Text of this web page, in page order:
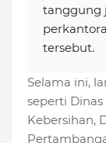
tanggung
tersebut.
‎Selama ini,
seperti
Kebersihan,